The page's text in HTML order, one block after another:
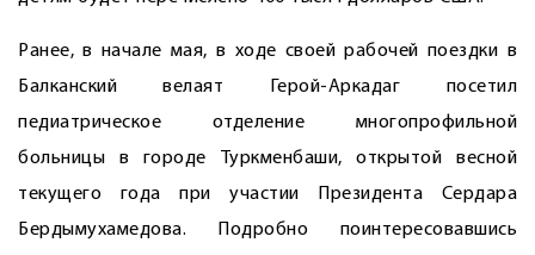
Ранее, в начале мая, в ходе своей рабочей поездки в
Балканский велаят Герой-Аркадаг посетил
педиатрическое отделение многопрофильной
больницы в городе Туркменбаши, открытой весной
текущего года при участии Президента Сердара
Бердымухамедова. Подробно поинтересовавшись